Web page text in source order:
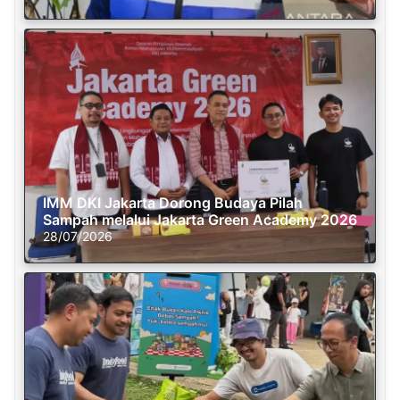
IMM DKI Jakarta Dorong Budaya Pilah
Sampah melalui Jakarta Green Academy 2026
28/07/2026